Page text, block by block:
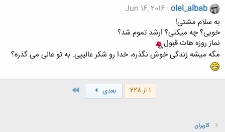
olel_albab
Jun 16, 2016
به سلام مشتی!
خوبی؟ چه میکنی؟ ارشد تموم شد؟
نماز روزه هات قبول
مگه میشه زندگی خوش نگذره، خدا رو شکر عالییی. به تو عالی می گذره؟
1 از 228 بعدی
کاربران